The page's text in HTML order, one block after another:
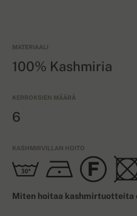
MATERIAALI
100% Kashmiria
KERROKSIEN MÄÄRÄ
6
KASHMIRVILLAN HOITO
Miten hoitaa kashmirtuotteita